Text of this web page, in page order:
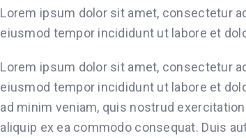
Lorem ipsum dolor sit amet, consectetur
eiusmod tempor incididunt ut labore et
Lorem ipsum dolor sit amet, consectetur
eiusmod tempor incididunt ut labore et
ad minim veniam, quis nostrud
aliquip ex ea commodo consequat. Duis